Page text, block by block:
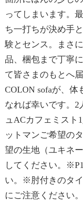
ってしまいます。
ち一打ちが決め手
験とセンス。まさ
品、梱包まで丁寧
て皆さまのもとへ
COLON sofaが、体
なれば幸いです。2
ュACカフェミスト
ットマンご希望の
望の生地（ユキネ
してください。
い。※肘付きのタ
にご注意ください